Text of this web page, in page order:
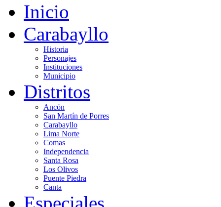
Inicio
Carabayllo
Historia
Personajes
Instituciones
Municipio
Distritos
Ancón
San Martín de Porres
Carabayllo
Lima Norte
Comas
Independencia
Santa Rosa
Los Olivos
Puente Piedra
Canta
Especiales